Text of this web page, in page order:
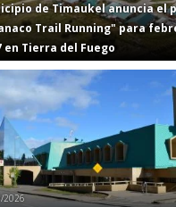
de Timaukel anuncia el
Trail Running" para
en Tierra del Fuego
2026